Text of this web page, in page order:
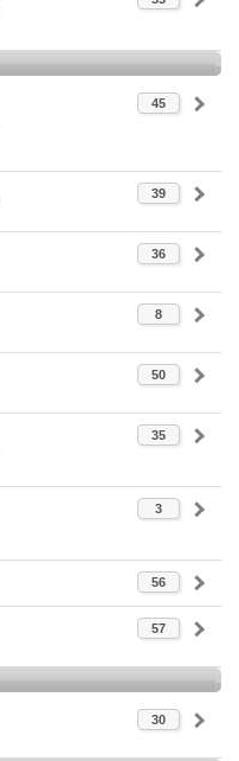
45
39
36
8
50
35
3
56
57
30